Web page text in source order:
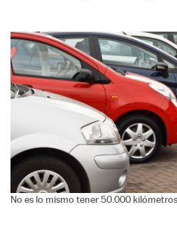
No es lo mismo tener 50.000